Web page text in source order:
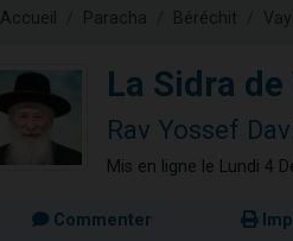
Accueil Paracha Béréchit
La Sidra
Rav Yossef
Mis en ligne le Lundi 4
Commenter